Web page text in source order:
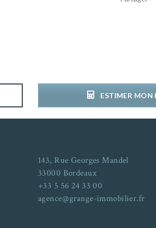
ESTIMER MON
143, Rue Georges Mandel
33000 Bordeaux
+33 5 56 24 33 00
agence@grange-immobilier.fr